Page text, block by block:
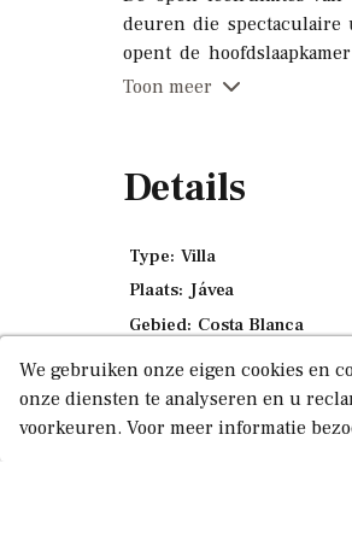
deuren die spectaculaire
opent de
helemaal tot Ibiza reikt.
weelderig Mediterraan
winkels van Jávea,
De oplevering is gepland
genieten is.
Hoogtepunten van de
4 Slaapkamers | 4
Toon meer
Details
Type: Villa
Plaats: Jávea
Gebied: Costa Blanca
Kavelgrootte:
1.000 m
Gebouwd: 2026
Verdiepingen: 2
We gebruiken onze eigen cookies en
onze diensten te analyseren en u
voorkeuren. Voor meer informatie